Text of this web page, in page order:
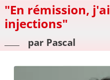
"En rémission,
injections"
par Pascal